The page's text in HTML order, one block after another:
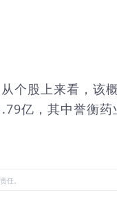
个股上来看，该
亿，其中誉衡
任。